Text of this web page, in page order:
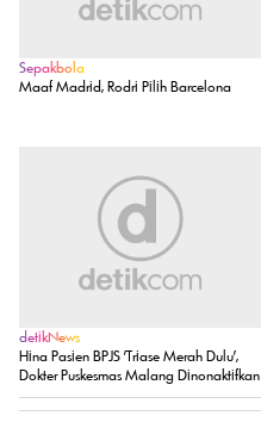
Sepakbola
Maaf Madrid, Rodri Pilih Barcelona
detikNews
Hina Pasien BPJS 'Triase Merah Dulu',
Dokter Puskesmas Malang Dinonaktifkan